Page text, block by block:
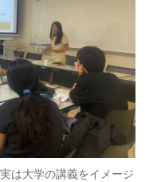
は大学の講義をイメージ